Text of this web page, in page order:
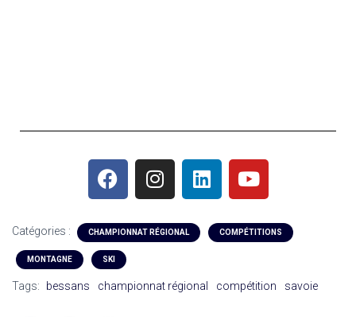
Catégories : CHAMPIONNAT RÉGIONAL COMPÉTITIONS
MONTAGNE SKI
Tags: bessans championnat régional compétition savoie